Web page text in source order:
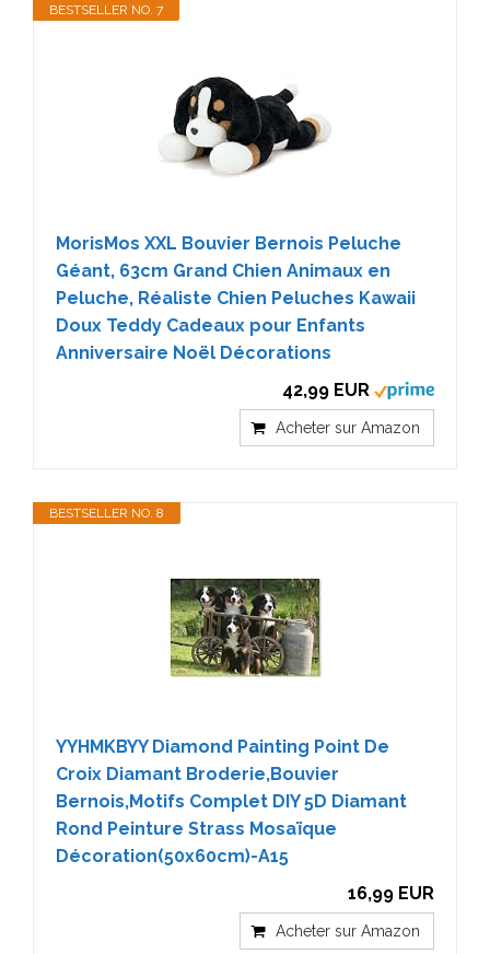
BESTSELLER NO. 7
MorisMos XXL Bouvier Bernois Peluche
Géant, 63cm Grand Chien Animaux en
Peluche, Réaliste Chien Peluches Kawaii
Doux Teddy Cadeaux pour Enfants
Anniversaire Noël Décorations
42,99 EUR
Acheter sur Amazon
BESTSELLER NO. 8
YYHMKBYY Diamond Painting Point De
Croix Diamant Broderie,Bouvier
Bernois,Motifs Complet DIY 5D Diamant
Rond Peinture Strass Mosaïque
Décoration(50x60cm)-A15
16,99 EUR
Acheter sur Amazon